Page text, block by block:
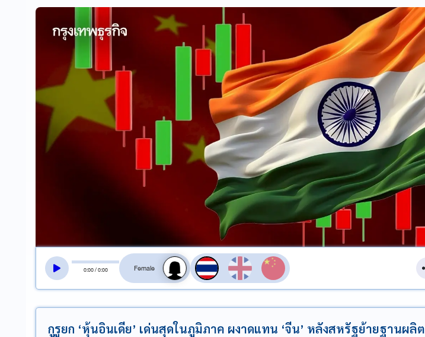
0:00/0:00
สลับเสียงอ่าน
กูรูยก ‘หุ้นอินเดีย’ เด่นสุดในภูมิภาค ผงาดแทน ‘จีน’ หลังสหรัฐย้ายฐานผลิต